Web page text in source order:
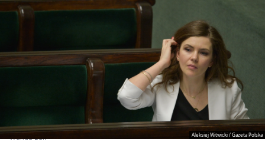
Aleksiej Witwicki / Gazeta Polska
Wanda Buk